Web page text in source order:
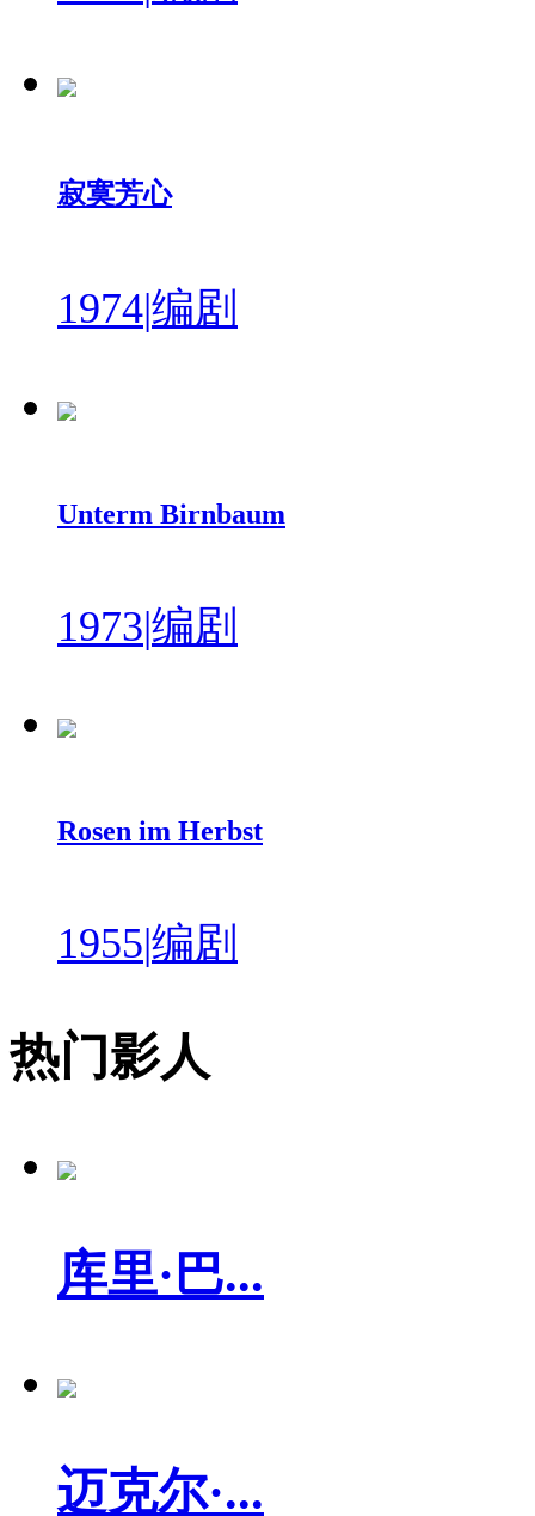
寂寞芳心
1974|编剧
Unterm Birnbaum
1973|编剧
Rosen im Herbst
1955|编剧
热门影人
库里·巴...
迈克尔·...